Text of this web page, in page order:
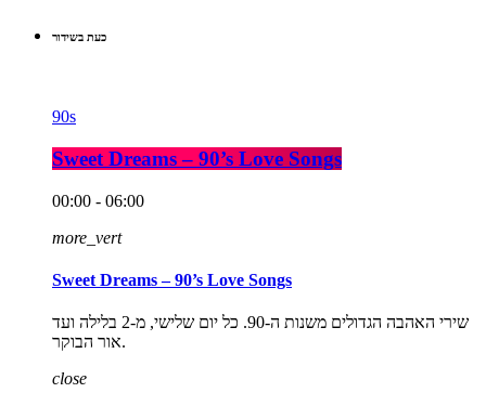
כעת בשידור
90s
Sweet Dreams – 90’s Love Songs
00:00 - 06:00
more_vert
Sweet Dreams – 90’s Love Songs
שירי האהבה הגדולים משנות ה-90. כל יום שלישי, מ-2 בלילה ועד
אור הבוקר.
close